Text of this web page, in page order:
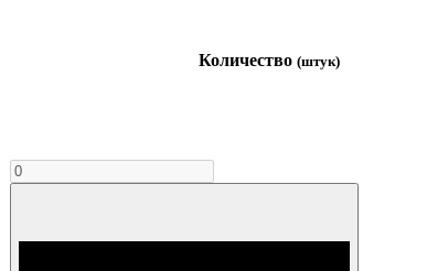
Количество (штук)